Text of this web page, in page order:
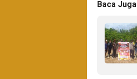
Baca Juga